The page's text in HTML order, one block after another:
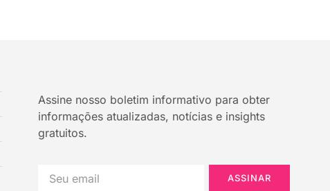
Assine nosso boletim informativo para obter
informações atualizadas, notícias e insights
gratuitos.
ASSINAR